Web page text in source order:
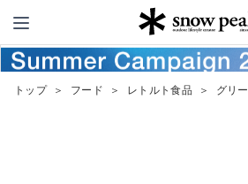
Snow Peak
トップ ＞ フード ＞ レトルト食品 ＞ グリ